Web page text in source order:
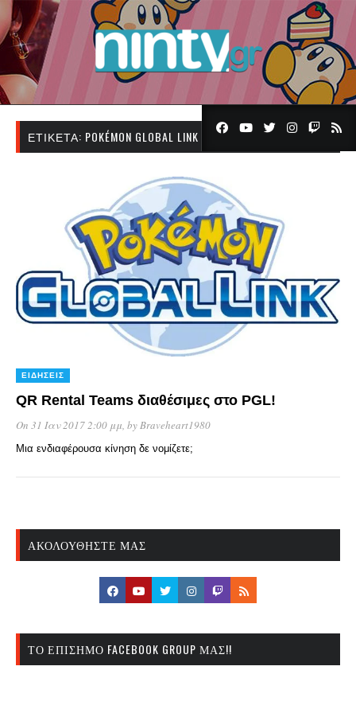
ΕΤΙΚΈΤΑ: POKÉMON GLOBAL LINK
ΕΙΔΉΣΕΙΣ
QR Rental Teams διαθέσιμες στο PGL!
On 31 Ιαν 2017 2:00 μμ, byBraveheart1980
Μια ενδιαφέρουσα κίνηση δε νομίζετε;
ΑΚΟΛΟΥΘΉΣΤΕ ΜΑΣ
ΤΟ ΕΠΊΣΗΜΟ FACEBOOK GROUP ΜΑΣ!!